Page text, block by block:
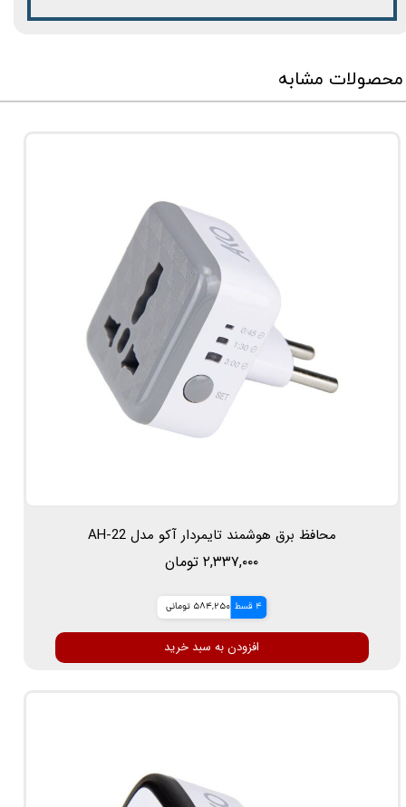
محصولات مشابه
محافظ برق هوشمند تایمردار آکو مدل AH-22
۲,۳۳۷,۰۰۰ تومان
4 قسط 584,250 تومانی
افزودن به سبد خرید